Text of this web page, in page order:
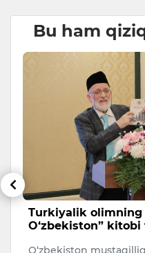
Bu ham
Turkiyalik olimning
O‘zbekiston”
O‘zbekiston